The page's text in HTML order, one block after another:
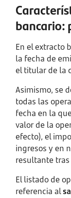
bancario:
En el extracto
la fecha de
el titular de la
Asimismo, se
todas las
fecha en la
valor de la
efecto), el
ingresos y en
resultante
El listado de
referencia al